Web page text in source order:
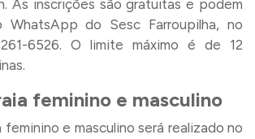
As inscrições são gratuitas e podem
do Sesc Farroupilha, no
6526. O limite máximo é de 12
feminino e masculino
feminino e masculino será realizado no